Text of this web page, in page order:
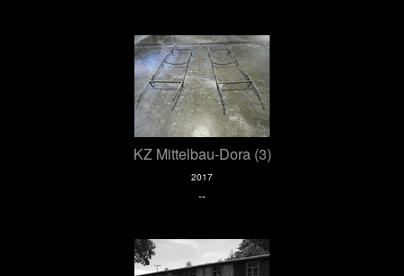
KZ Mittelbau-Dora (3)
2017
--